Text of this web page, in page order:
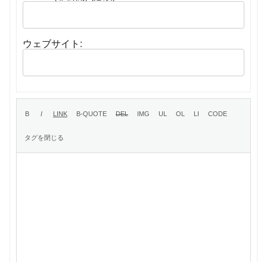
ウェブサイト: